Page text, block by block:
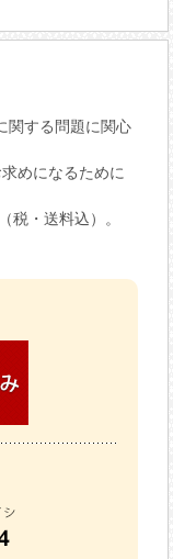
関する問題に関心
めになるために
税・送料込）。